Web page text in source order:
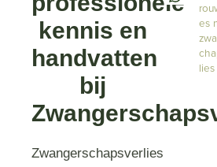
kennis en
handvatten
bij
Zwangerschapsverlies
es
lies